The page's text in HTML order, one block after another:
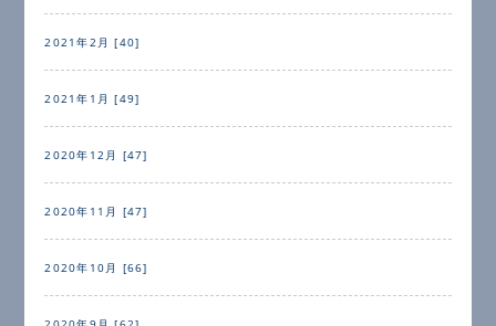
2021年2月 [40]
2021年1月 [49]
2020年12月 [47]
2020年11月 [47]
2020年10月 [66]